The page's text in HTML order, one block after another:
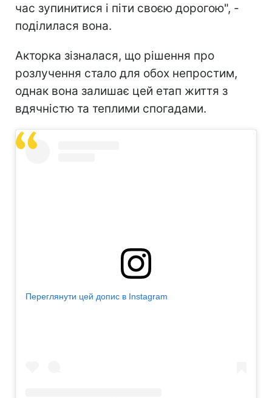
час зупинитися і піти своєю дорогою", -
поділилася вона.
Акторка зізналася, що рішення про
розлучення стало для обох непростим,
однак вона залишає цей етап життя з
вдячністю та теплими спогадами.
Переглянути цей допис в Instagram